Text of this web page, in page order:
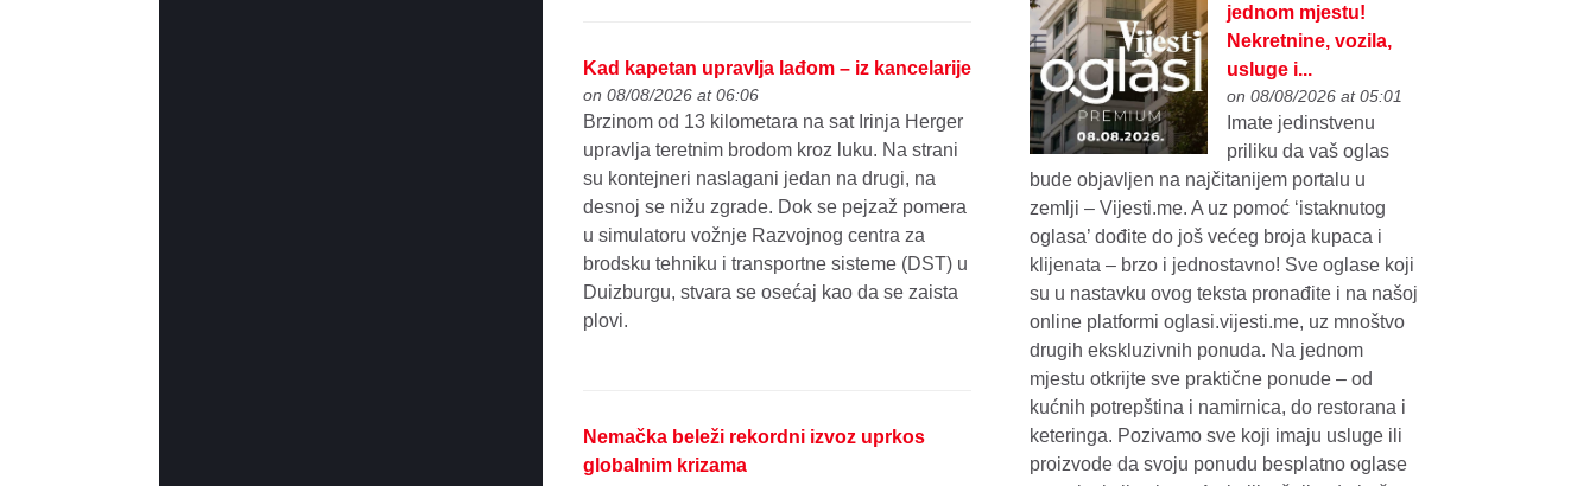
Kad kapetan upravlja lađom – iz kancelarije
on 08/08/2026 at 06:06
Brzinom od 13 kilometara na sat Irinja Herger
upravlja teretnim brodom kroz luku. Na strani
su kontejneri naslagani jedan na drugi, na
desnoj se nižu zgrade. Dok se pejzaž pomera
u simulatoru vožnje Razvojnog centra za
brodsku tehniku i transportne sisteme (DST) u
Duizburgu, stvara se osećaj kao da se zaista
plovi.
Nemačka beleži rekordni izvoz uprkos
globalnim krizama
jednom mjestu!
Nekretnine, vozila,
usluge i...
on 08/08/2026 at 05:01
Imate jedinstvenu
priliku da vaš oglas
bude objavljen na najčitanijem portalu u
zemlji – Vijesti.me. A uz pomoć ‘istaknutog
oglasa’ dođite do još većeg broja kupaca i
klijenata – brzo i jednostavno! Sve oglase koji
su u nastavku ovog teksta pronađite i na našoj
online platformi oglasi.vijesti.me, uz mnoštvo
drugih ekskluzivnih ponuda. Na jednom
mjestu otkrijte sve praktične ponude – od
kućnih potrepština i namirnica, do restorana i
keteringa. Pozivamo sve koji imaju usluge ili
proizvode da svoju ponudu besplatno oglase